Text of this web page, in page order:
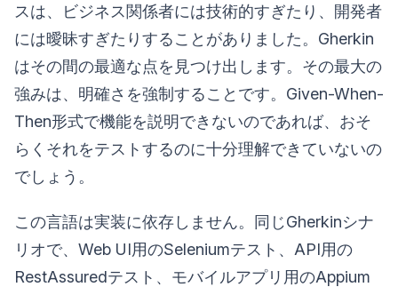
スは、ビジネス関係者には技術的すぎたり、開発者
には曖昧すぎたりすることがありました。Gherkin
はその間の最適な点を見つけ出します。その最大の
強みは、明確さを強制することです。Given-When-
Then形式で機能を説明できないのであれば、おそ
らくそれをテストするのに十分理解できていないの
でしょう。
この言語は実装に依存しません。同じGherkinシナ
リオで、Web UI用のSeleniumテスト、API用の
RestAssuredテスト、モバイルアプリ用のAppium